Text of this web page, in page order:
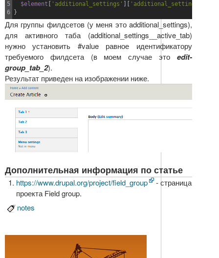
5
$element
'additional_settings'
}
Для группы филдсетов (у меня это additional_settings),
для активного таба (additional_settings__active_tab)
нужно установить #value равное идентификатору
требуемого филдсета (в моем случае это edit-
group_tab_2).
Результат приведен на изображении ниже.
Дополнительная информация по статье
https://www.drupal.org/project/field_group
- страница
проекта Field group.
notes